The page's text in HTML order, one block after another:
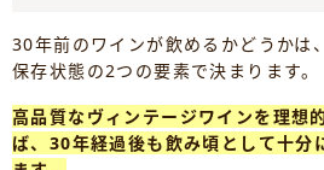
30年前のワインが飲めるかどうかは
保存状態の2つの要素で決まります。
高品質なヴィンテージワインを理想
ば、30年経過後も飲み頃として十分